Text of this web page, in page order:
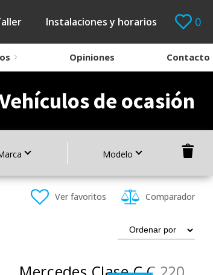
Instalaciones y horarios 0
Opiniones Contacto
de ocasión
Modelo
Ver favoritos Comparador